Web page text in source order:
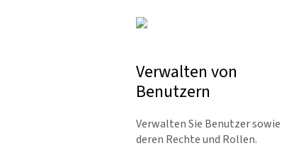
Verwalten von
Benutzern
Verwalten Sie Benutzer sowie
deren Rechte und Rollen.